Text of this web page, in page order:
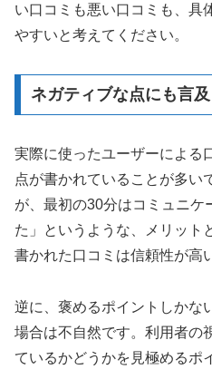
い口コミも悪い口コミも、具
やすいと考えてください。
ネガティブな点にも言
実際に使ったユーザーによる
点が書かれていることが多い
が、最初の30分はコミュニケ
た」というような、メリット
書かれた口コミは信頼性が高
逆に、褒めるポイントしかな
場合は不自然です。利用者の
ているかどうかを見極めるポ